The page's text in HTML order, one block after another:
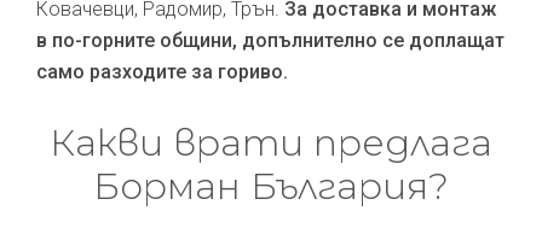
Ковачевци, Радомир, Трън. За доставка и монтаж
в по-горните общини, допълнително се доплащат
само разходите за гориво.
Какви врати предлага
Борман България?